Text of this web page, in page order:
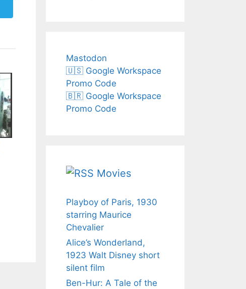
Mastodon
🇺🇸 Google Workspace
Promo Code
🇧🇷 Google Workspace
Promo Code
Movies
Playboy of Paris, 1930
starring Maurice
Chevalier
Alice’s Wonderland,
1923 Walt Disney short
silent film
Ben-Hur: A Tale of the